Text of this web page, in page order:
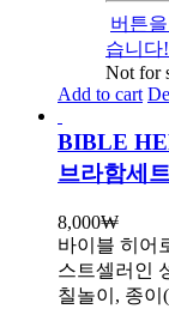
버튼
습니다
Not for
Add to cart
BIBLE
브라함세
8,000₩
바이블 히어
스트셀러인
칠놀이, 종